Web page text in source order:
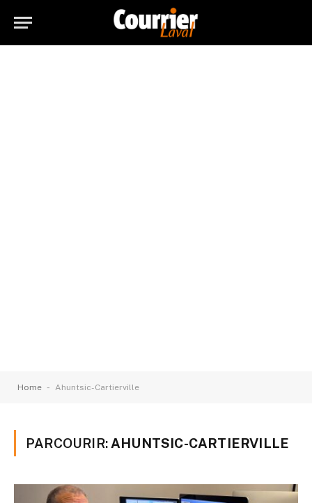
Home - Ahuntsic-Cartierville
PARCOURIR: AHUNTSIC-CARTIERVILLE